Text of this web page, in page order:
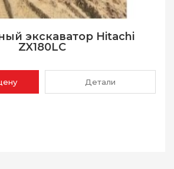
экскаватор Hitachi
ZX180LC
Детали